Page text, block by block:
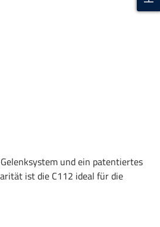
und ein patentiertes
ist die C112 ideal für die